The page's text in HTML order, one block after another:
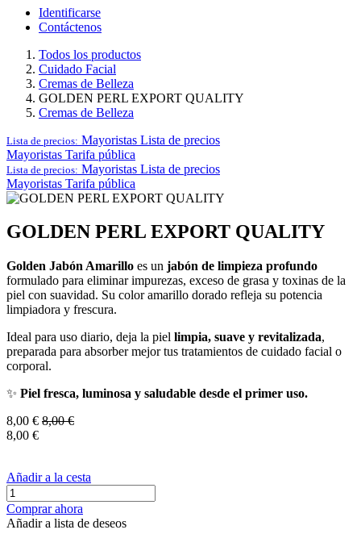
Identificarse
Contáctenos
Todos los productos
Cuidado Facial
Cremas de Belleza
GOLDEN PERL EXPORT QUALITY
Cremas de Belleza
Lista de precios: Mayoristas Lista de precios
Mayoristas Tarifa pública
Lista de precios: Mayoristas Lista de precios
Mayoristas Tarifa pública
GOLDEN PERL EXPORT QUALITY
Golden Jabón Amarillo es un jabón de limpieza profundo
formulado para eliminar impurezas, exceso de grasa y toxinas de la
piel con suavidad. Su color amarillo dorado refleja su potencia
limpiadora y frescura.
Ideal para uso diario, deja la piel limpia, suave y revitalizada,
preparada para absorber mejor tus tratamientos de cuidado facial o
corporal.
✨ Piel fresca, luminosa y saludable desde el primer uso.
8,00 € 8,00€
8,00 €
Añadir a la cesta
Comprar ahora
Añadir a lista de deseos